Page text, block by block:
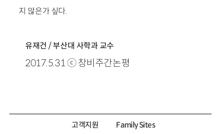
지 않은가 싶다.
유재건 / 부산대 사학과 교수
2017.5.31 ⓒ 창비주간논평
고객지원 Family Sites